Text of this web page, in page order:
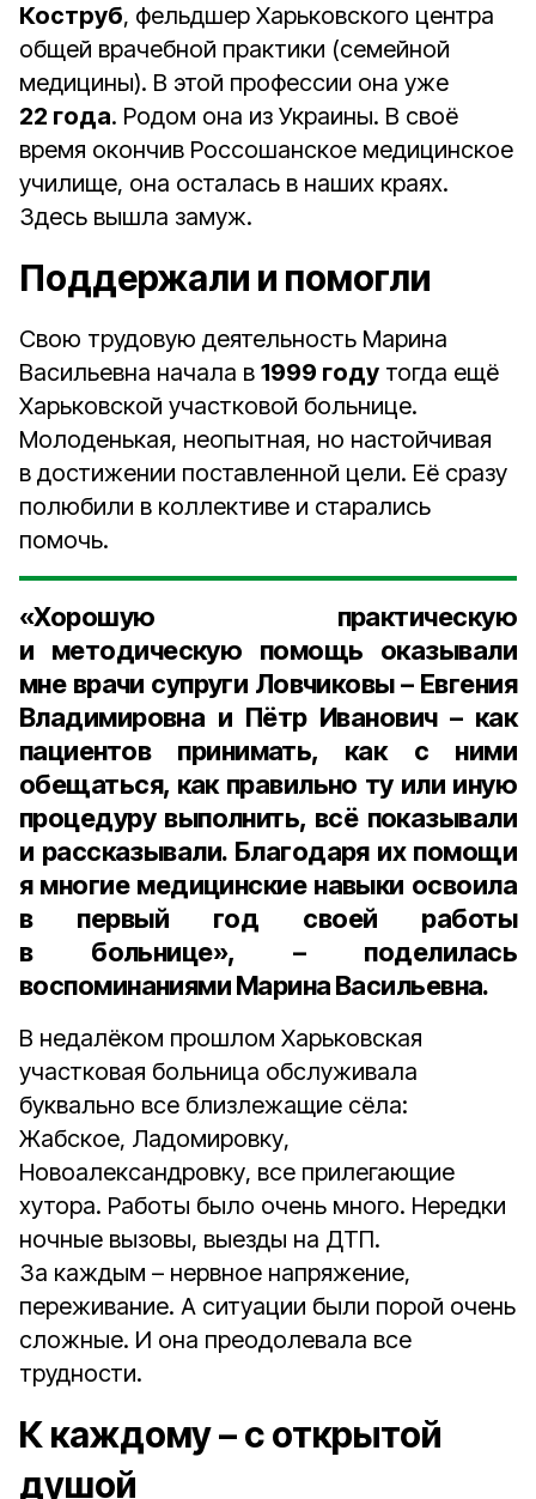
Коструб, фельдшер Харьковского центра
общей врачебной практики (семейной
медицины). В этой профессии она уже
22 года. Родом она из Украины. В своё
время окончив Россошанское медицинское
училище, она осталась в наших краях.
Здесь вышла замуж.
Поддержали и помогли
Свою трудовую деятельность Марина
Васильевна начала в 1999 году тогда ещё
Харьковской участковой больнице.
Молоденькая, неопытная, но настойчивая
в достижении поставленной цели. Её сразу
полюбили в коллективе и старались
помочь.
«Хорошую практическую
и методическую помощь оказывали
мне врачи супруги Ловчиковы– Евгения
Владимировна и Пётр Иванович– как
пациентов принимать, как с ними
обещаться, как правильно ту или иную
процедуру выполнить, всё показывали
и рассказывали. Благодаря их помощи
я многие медицинские навыки освоила
в первый год своей работы
в больнице», – поделилась
воспоминаниями Марина Васильевна.
В недалёком прошлом Харьковская
участковая больница обслуживала
буквально все близлежащие сёла:
Жабское, Ладомировку,
Новоалександровку, все прилегающие
хутора. Работы было очень много. Нередки
ночные вызовы, выезды на ДТП.
За каждым – нервное напряжение,
переживание. А ситуации были порой очень
сложные. И она преодолевала все
трудности.
К каждому – с открытой
душой